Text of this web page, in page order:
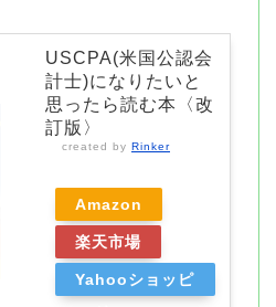
USCPA(米国公認会
計士)になりたいと
思ったら読む本〈改
訂版〉
created by Rinker
Amazon
楽天市場
Yahooショッピ